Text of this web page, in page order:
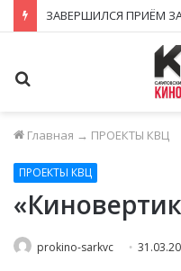
Главная → ПРОЕКТЫ КВЦ
ПРОЕКТЫ КВЦ
prokino-sarkvc